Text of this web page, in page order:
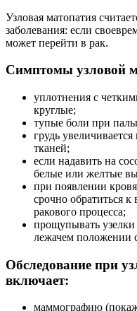
Узловая матопатия
заболевания: если
может перейти в рак.
Симптомы узловой
уплотнения с
круглые;
тупые боли при
грудь
тканей;
если надавить на
белые или желтые
при появлении
срочно обратиться
ракового процесса;
прощупывать узелки
лежачем положении
Обследование при
включает:
маммографию